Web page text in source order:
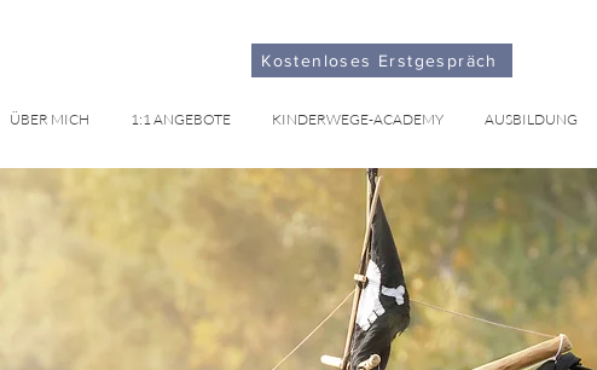
Kostenloses Erstgespräch
ÜBER MICH 1:1 ANGEBOTE KINDERWEGE-ACADEMY AUSBILDUNG